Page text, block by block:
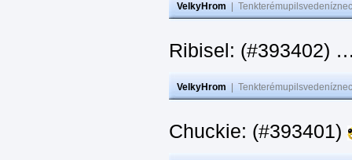
VelkyHrom
Ribisel: (#393402)
VelkyHrom
Chuckie: (#393401)